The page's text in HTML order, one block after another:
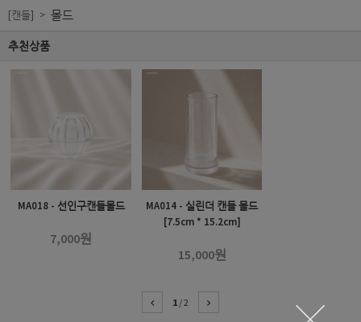
[캔들] 몰드
추천상품
MA018 - 선인구캔들몰드
7,000원
MA014 - 실린더 캔들 몰드
[7.5cm * 15.2cm]
15,000원
1 /2